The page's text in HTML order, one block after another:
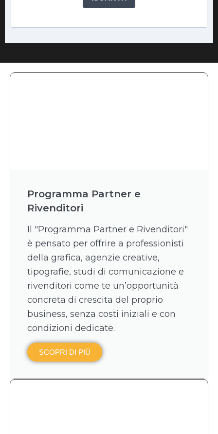
Programma Partner e
Rivenditori
Il "Programma Partner e Rivenditori"
è pensato per offrire a professionisti
della grafica, agenzie creative,
tipografie, studi di comunicazione e
rivenditori come te un’opportunità
concreta di crescita del proprio
business, senza costi iniziali e con
condizioni dedicate.
SCOPRI DI PIÙ